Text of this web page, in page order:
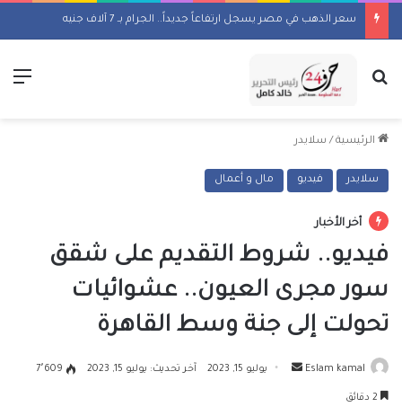
سعر الذهب في مصر يسجل ارتفاعاً جديداً.. الجرام بـ 7 آلاف جنيه
بحث عن
الرئيسية / سلايدر
سلايدر فيديو مال و أعمال
أخر الأخبار
فيديو.. شروط التقديم على شقق
سور مجرى العيون.. عشوائيات
تحولت إلى جنة وسط القاهرة
Eslam kamal
أرسل يوليو 15, 2023 آخر تحديث: يوليو 15, 2023 7٬609